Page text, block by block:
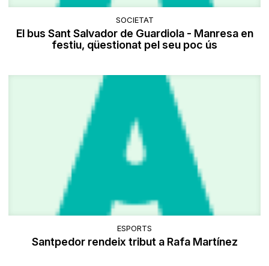
SOCIETAT
El bus Sant Salvador de Guardiola - Manresa en
festiu, qüestionat pel seu poc ús
ESPORTS
Santpedor rendeix tribut a Rafa Martínez